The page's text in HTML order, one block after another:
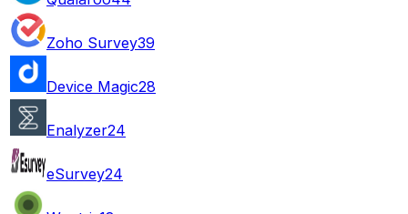
Zoho Survey39
Device Magic28
Enalyzer24
eSurvey24